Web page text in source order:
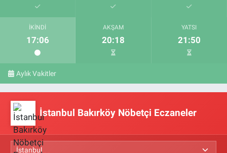
İKINDI
17:06
AKŞAM
20:18
YATSI
21:50
Aylık Vakitler
İstanbul Bakırköy Nöbetçi Eczaneler